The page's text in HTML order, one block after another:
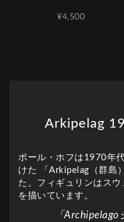
¥4,500
Arkipelag
ポール・ホフは1970年
けた 「Arkipelag（群島
た。フィギュリンはス
を描いています。
「